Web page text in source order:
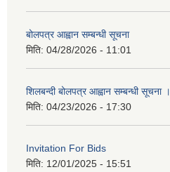
बोलपत्र आह्वान सम्बन्धी सूचना
मिति: 04/28/2026 - 11:01
शिलबन्दी बोलपत्र आह्वान सम्बन्धी सूचना ।
मिति: 04/23/2026 - 17:30
Invitation For Bids
मिति: 12/01/2025 - 15:51